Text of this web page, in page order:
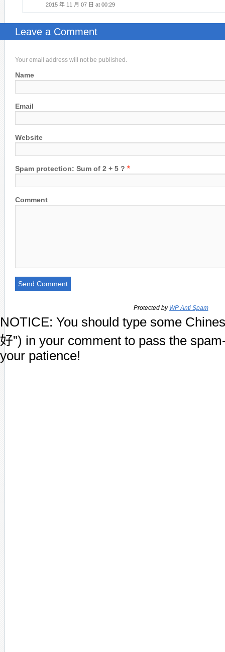
2015 年 11 月 07 日 at 00:29
Leave a Comment
Your email address will not be published.
Name
Email
Website
Spam protection: Sum of 2 + 5 ? *
Comment
Protected by WP Anti Spam
NOTICE: You should type some
好”) in your comment to pass the
your patience!